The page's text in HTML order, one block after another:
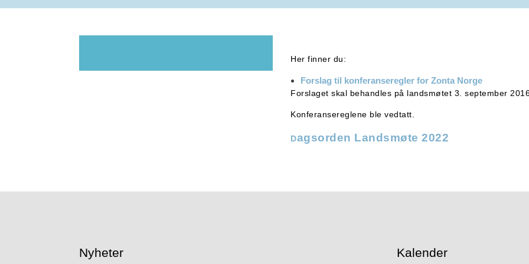
Her finner du:
Forslag til konferanseregler for Zonta Norge
Forslaget skal behandles på landsmøtet 3. september
Konferansereglene ble vedtatt.
Dagsorden Landsmøte 2022
Nyheter Kalender